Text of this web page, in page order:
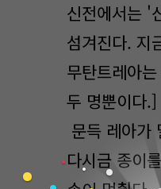
신전에서는 '
섬겨진다. 지
무탄트레아
두 명뿐이다.]
문득 레아가
다시금 종이